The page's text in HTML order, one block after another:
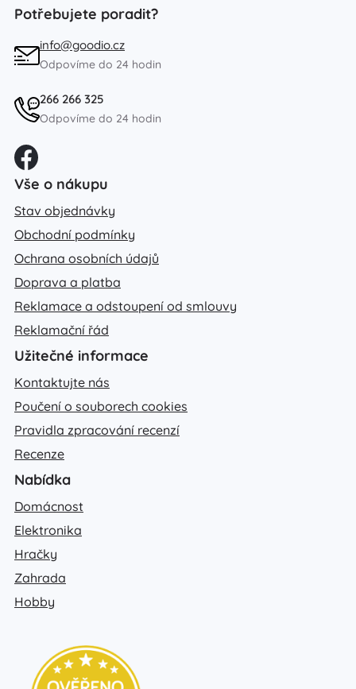
Potřebujete poradit?
info@goodio.cz
Odpovíme do 24 hodin
266 266 325
Odpovíme do 24 hodin
Vše o nákupu
Stav objednávky
Obchodní podmínky
Ochrana osobních údajů
Doprava a platba
Reklamace a odstoupení od smlouvy
Reklamační řád
Užitečné informace
Kontaktujte nás
Poučení o souborech cookies
Pravidla zpracování recenzí
Recenze
Nabídka
Domácnost
Elektronika
Hračky
Zahrada
Hobby